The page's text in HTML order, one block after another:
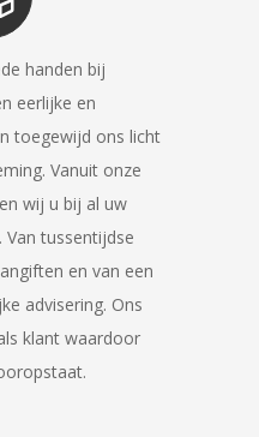
handen bij
eerlijke en
toegewijd ons licht
Vanuit onze
wij u bij al uw
Van tussentijdse
en van een
advisering. Ons
klant waardoor